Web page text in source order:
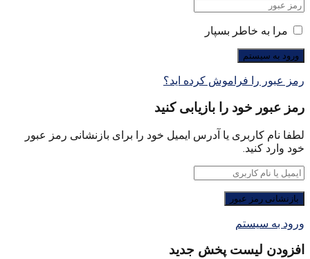
مرا به خاطر بسپار
رمز عبور را فراموش کرده اید؟
رمز عبور خود را بازیابی کنید
لطفا نام کاربری یا آدرس ایمیل خود را برای بازنشانی رمز عبور
خود وارد کنید.
ورود به سیستم
افزودن لیست پخش جدید